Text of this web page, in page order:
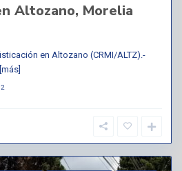
Altozano, Morelia
en Altozano (CRMI/ALTZ).-
[más]
2